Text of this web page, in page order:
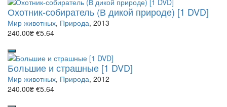
Охотник-собиратель (В дикой природе) [1 DVD]
Мир животных, Природа, 2013
240.00₴ €5.64
Большие и страшные [1 DVD]
Мир животных, Природа, 2012
240.00₴ €5.64